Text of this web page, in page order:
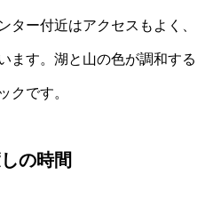
ター付近はアクセスもよく、
ます。湖と山の色が調和する
クです。
の時間